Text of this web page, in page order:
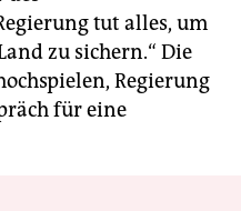
tut alles, um
zu sichern.“ Die
Regierung
für eine